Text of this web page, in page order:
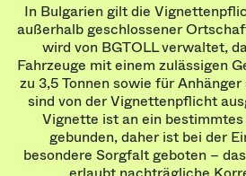
In Bulgarien gilt die
außerhalb geschlossener
wird von BGTOLL verwaltet,
Fahrzeuge mit einem zulässigen
zu 3,5 Tonnen sowie für
sind von der Vignettenpflicht
Vignette ist an ein
gebunden, daher ist bei der
besondere Sorgfalt geboten –